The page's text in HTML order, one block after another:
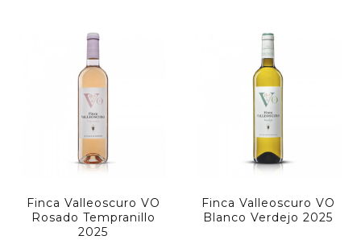
Finca Valleoscuro VO
Rosado Tempranillo
2025
Finca Valleoscuro VO
Blanco Verdejo 2025